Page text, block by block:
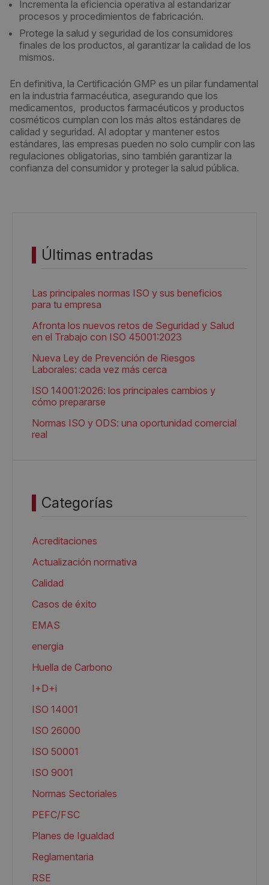
Incrementa la eficiencia operativa al estandarizar
procesos y procedimientos de fabricación.
Protege la salud y seguridad de los consumidores
finales de los productos, al garantizar la calidad de los
mismos.
En definitiva, la Certificación GMP es un pilar fundamental
en la industria farmacéutica, asegurando que los
medicamentos, productos farmacéuticos y productos
cosméticos cumplan con los más altos estándares de
calidad y seguridad. Al adoptar y mantener estos
estándares, las empresas pueden no solo cumplir con las
regulaciones obligatorias, sino también garantizar la
confianza del consumidor y proteger la salud pública.
Últimas entradas
Las principales normas ISO y sus beneficios
para tu empresa
Afronta los nuevos retos de Seguridad y Salud
en el Trabajo con ISO 45001:2023
Nueva Ley de Prevención de Riesgos
Laborales: cada vez más cerca
ISO 14001:2026: los principales cambios y
cómo prepararse
Normas ISO y ODS: una oportunidad comercial
real
Categorías
Acreditaciones
Actualización normativa
Calidad
Casos de éxito
EMAS
energia
Huella de Carbono
I+D+i
ISO 14001
ISO 26000
ISO 50001
ISO 9001
Normas Sectoriales
PEFC/FSC
Planes de Igualdad
Reglamentaria
RSE